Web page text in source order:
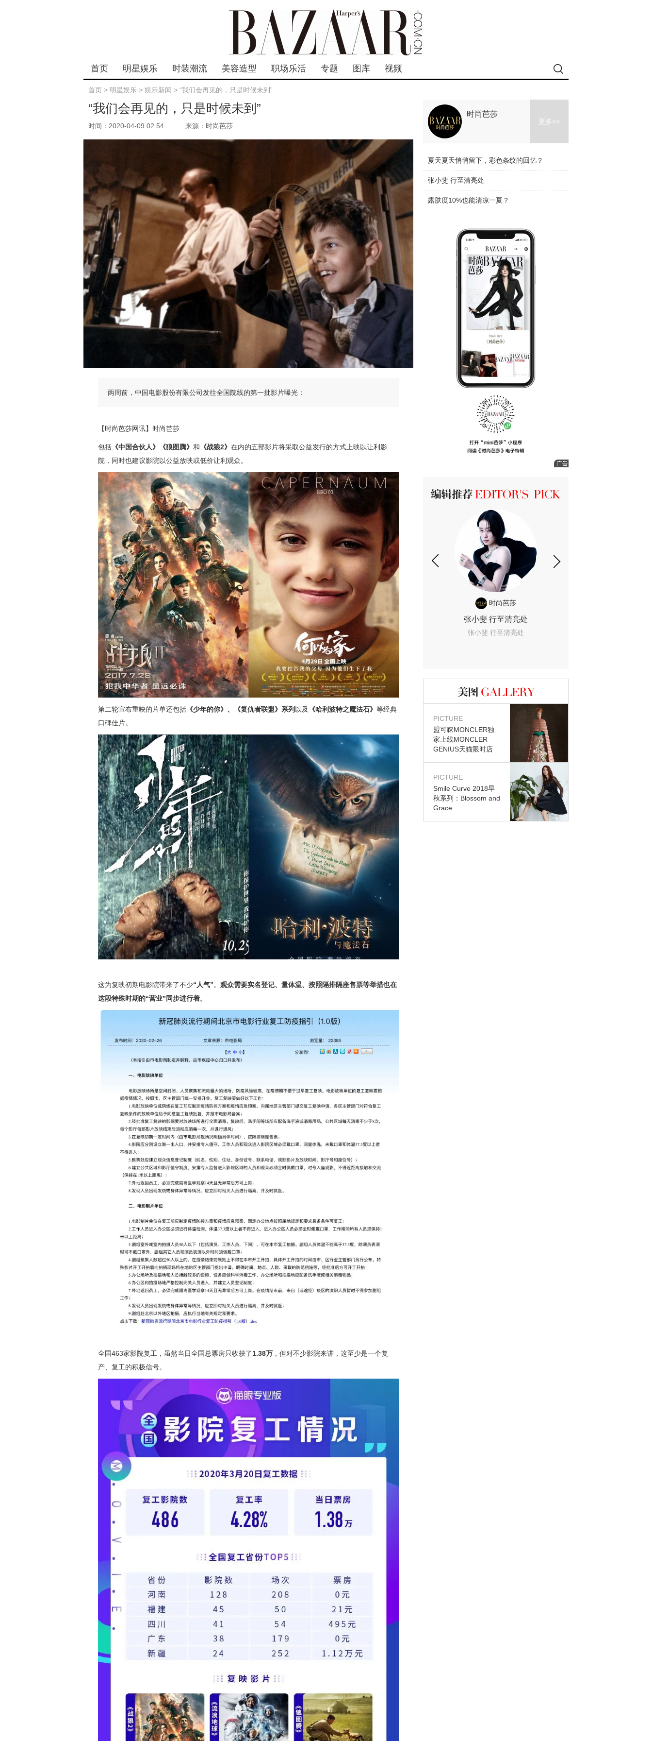
首页 明星娱乐 时装潮流 美容造型 职场乐活 专题 图库 视频
首页 > 明星娱乐 > 娱乐新闻 > “我们会再见的，只是时候未到”
“我们会再见的，只是时候未到”
时间：2020-04-09 02:54 来源：时尚芭莎
两周前，中国电影股份有限公司发往全国院线的第一批影片曝光：
【时尚芭莎网讯】时尚芭莎
包括 《中国合伙人》《狼图腾》 和 《战狼2》 在内的五部影片将采取公益发行的方式上映以让利影
院，同时也建议影院以公益放映或低价让利观众。
第二轮宣布重映的片单还包括 《少年的你》、《复仇者联盟》系列以及 《哈利波特之魔法石》 等经典
口碑佳片。
这为复映初期电影院带来了不少“人气”。 观众需要实名登记、量体温、按照隔排隔座售票等举措也在
这段特殊时期的“营业”同步进行着。
全国463家影院复工，虽然当日全国总票房只收获了1.38万 ，但对不少影院来讲，这至少是一个复
产、复工的积极信号。
时尚芭莎
更多>>
夏天夏天悄悄留下，彩色条纹的回忆？
张小斐 行至清亮处
露肤度10%也能清凉一夏？
时尚芭莎
张小斐 行至清亮处
张小斐 行至清亮处
图库
PICTURE
盟可睐MONCLER独
家上线MONCLER
GENIUS天猫限时店
PICTURE
Smile Curve 2018早
秋系列：Blossom and
Grace.